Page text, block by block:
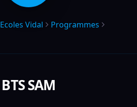
Ecoles Vidal
Programmes
BTS SAM